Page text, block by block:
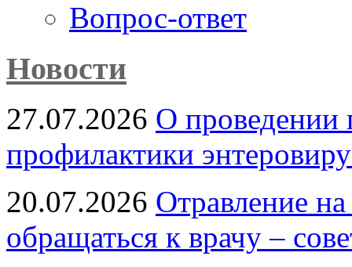
Вопрос-ответ
Новости
27.07.2026 О проведении
профилактики
20.07.2026 Отравление
обращаться к врачу –